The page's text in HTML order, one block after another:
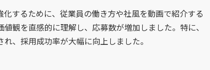
するために、従業員の働き方や社風を動画で紹介する
観を直感的に理解し、応募数が増加しました。特に、
、採用成功率が大幅に向上しました。